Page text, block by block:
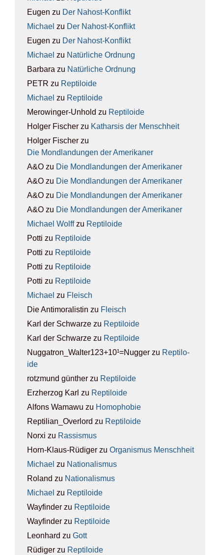
Eugen zu Der Nah­ost-Kon­flikt
Michael zu Der Nah­ost-Kon­flikt
Eugen zu Der Nah­ost-Kon­flikt
Michael zu Natür­li­che Ord­nung
Barbara zu Natür­li­che Ord­nung
PETR zu Rep­ti­lo­ide
Michael zu Rep­ti­lo­ide
Merowinger-Unhold zu Rep­ti­lo­ide
Holger Fischer zu Kathar­sis der Mensch­heit
Holger Fischer zu
Die Mond­lan­dun­gen der Ame­ri­ka­ner
A&O zu Die Mond­lan­dun­gen der Ame­ri­ka­ner
A&O zu Die Mond­lan­dun­gen der Ame­ri­ka­ner
A&O zu Die Mond­lan­dun­gen der Ame­ri­ka­ner
A&O zu Die Mond­lan­dun­gen der Ame­ri­ka­ner
Michael Wolffzu Rep­ti­lo­ide
Potti zu Rep­ti­lo­ide
Potti zu Rep­ti­lo­ide
Potti zu Rep­ti­lo­ide
Potti zu Rep­ti­lo­ide
Michael zu Fleisch
Die Antimoralistin zu Fleisch
Karl der Schwarze zu Rep­ti­lo­ide
Karl der Schwarze zu Rep­ti­lo­ide
Nuggatron_Walter123+10¹=Nugger zu Rep­ti­lo­
ide
rotzmund günther zu Rep­ti­lo­ide
Erzherzog Karl zu Rep­ti­lo­ide
Alfons Wamawu zu Homo­pho­bie
Reptilian_Overlord zu Rep­ti­lo­ide
Norxi zu Ras­sis­mus
Horn-Klaus-Rüdiger zu Orga­nis­mus Mensch­heit
Michael zu Natio­na­lis­mus
Roland zu Natio­na­lis­mus
Michael zu Rep­ti­lo­ide
Wayfinder zu Rep­ti­lo­ide
Wayfinder zu Rep­ti­lo­ide
Leonhard zu Gott
Rüdiger zu Rep­ti­lo­ide